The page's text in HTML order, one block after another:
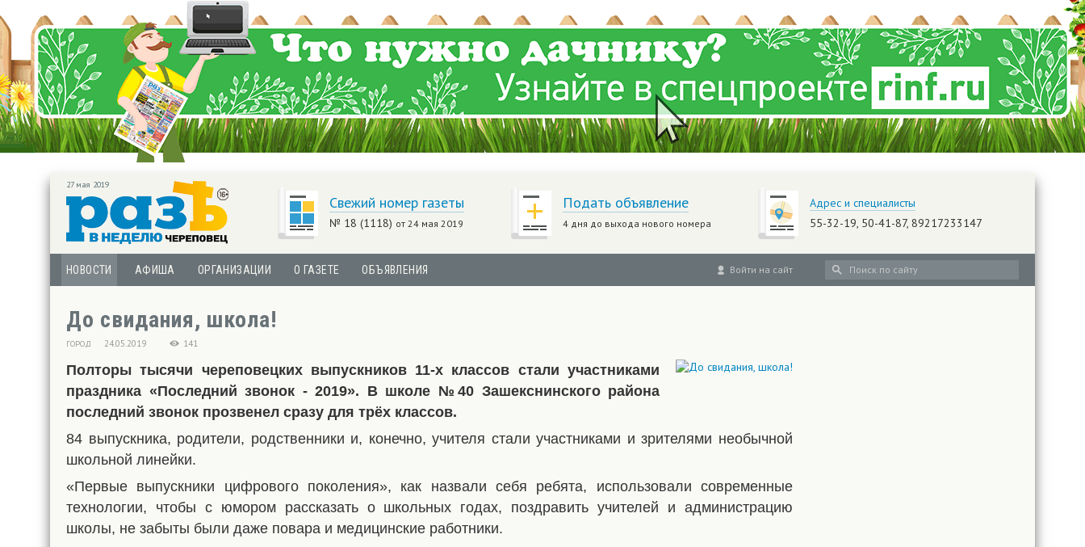
27 мая 2019
Свежий номер газеты
№ 18 (1118) от 24 мая 2019
Подать объявление
4 дня до выхода нового номера
Адрес и специалисты
55-32-19, 50-41-87, 89217233147
Войти на сайт
НОВОСТИ АФИША ОРГАНИЗАЦИИ О ГАЗЕТЕ ОБЪЯВЛЕНИЯ
До свидания, школа!
ГОРОД 24.05.2019 141
Полторы тысячи череповецких выпускников 11-х классов стали участниками
праздника «Последний звонок - 2019». В школе №40 Зашекснинского района
последний звонок прозвенел сразу для трёх классов.
84 выпускника, родители, родственники и, конечно, учителя стали участниками и зрителями необычной
школьной линейки.
«Первые выпускники цифрового поколения», как назвали себя ребята, использовали современные
технологии, чтобы с юмором рассказать о школьных годах, поздравить учителей и администрацию
школы, не забыты были даже повара и медицинские работники.